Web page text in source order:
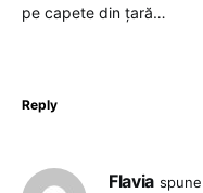
pe capete din țară…
Reply
Flavia